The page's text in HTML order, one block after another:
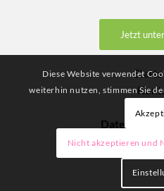
Jetzt
Diese Website verwendet
weiterhin nutzen, stimmen Sie
Nicht akzeptieren und